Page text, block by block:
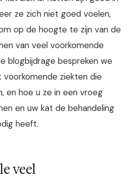
ze zich niet goed voelen,
op de hoogte te zijn van de
van veel voorkomende
blogbijdrage bespreken we
voorkomende ziekten die
en hoe u ze in een vroeg
en uw kat de behandeling
heeft.
veel